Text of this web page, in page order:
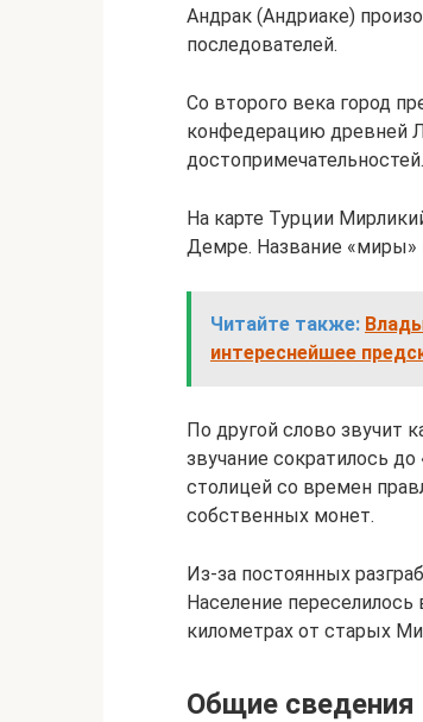
Андрак (Андриаке)
последователей.
Со второго века город
конфедерацию древней
достопримечательностей.
На карте Турции
Демре. Название «миры»
Читайте также:
интереснейшее
По другой слово звучит
звучание сократилось
столицей со времен
собственных монет.
Из-за постоянных
Население
километрах от старых
Общие сведения